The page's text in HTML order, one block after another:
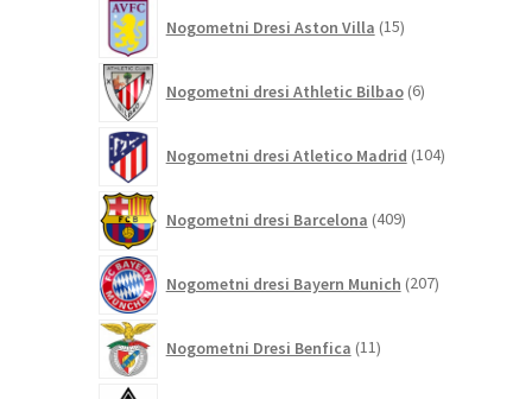
Nogometni Dresi Aston Villa 15izdelkov
Nogometni dresi Athletic Bilbao 6izdelkov
Nogometni dresi Atletico Madrid 104izdelki
Nogometni dresi Barcelona 409izdelkov
Nogometni dresi Bayern Munich 207izdelkov
Nogometni Dresi Benfica 11izdelkov